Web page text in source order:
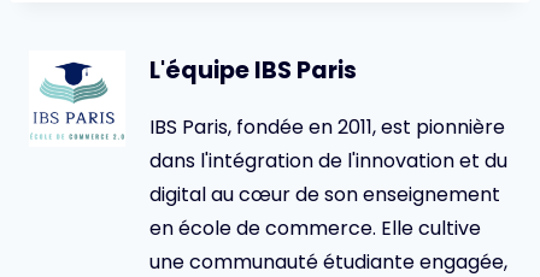
L'équipe IBS Paris
IBS Paris, fondée en 2011, est pionnière
dans l'intégration de l'innovation et du
digital au cœur de son enseignement
en école de commerce. Elle cultive
une communauté étudiante engagée,